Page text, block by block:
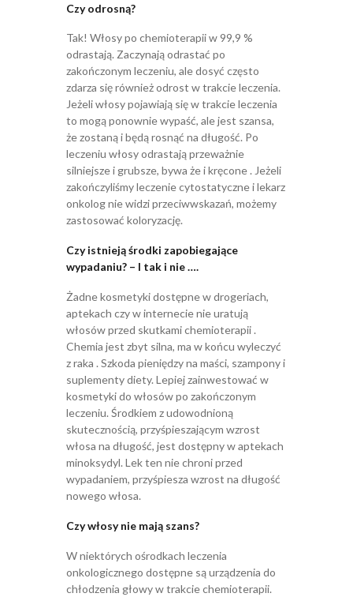
Czy odrosną?
Tak! Włosy po chemioterapii w 99,9 %
odrastają. Zaczynają odrastać po
zakończonym leczeniu, ale dosyć często
zdarza się również odrost w trakcie leczenia.
Jeżeli włosy pojawiają się w trakcie leczenia
to mogą ponownie wypaść, ale jest szansa,
że zostaną i będą rosnąć na długość. Po
leczeniu włosy odrastają przeważnie
silniejsze i grubsze, bywa że i kręcone . Jeżeli
zakończyliśmy leczenie cytostatyczne i lekarz
onkolog nie widzi przeciwwskazań, możemy
zastosować koloryzację.
Czy istnieją środki zapobiegające
wypadaniu? – I tak i nie ….
Żadne kosmetyki dostępne w drogeriach,
aptekach czy w internecie nie uratują
włosów przed skutkami chemioterapii .
Chemia jest zbyt silna, ma w końcu wyleczyć
z raka . Szkoda pieniędzy na maści, szampony i
suplementy diety. Lepiej zainwestować w
kosmetyki do włosów po zakończonym
leczeniu. Środkiem z udowodnioną
skutecznością, przyśpieszającym wzrost
włosa na długość, jest dostępny w aptekach
minoksydyl. Lek ten nie chroni przed
wypadaniem, przyśpiesza wzrost na długość
nowego włosa.
Czy włosy nie mają szans?
W niektórych ośrodkach leczenia
onkologicznego dostępne są urządzenia do
chłodzenia głowy w trakcie chemioterapii.